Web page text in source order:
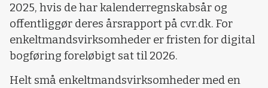
2025, hvis de har kalenderregnskabsår og
offentliggør deres årsrapport på cvr.dk. For
enkeltmandsvirksomheder er fristen for digital
bogføring foreløbigt sat til 2026.
Helt små enkeltmandsvirksomheder med en